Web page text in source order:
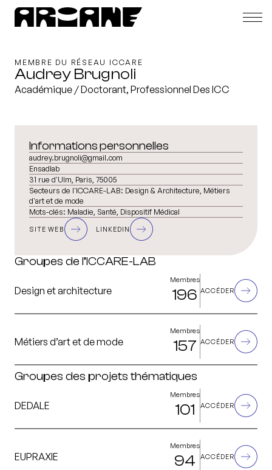
MEMBRE DU RÉSEAU ICCARE
Audrey Brugnoli
Académique / Doctorant, Professionnel Des ICC
Informations personnelles
audrey.brugnoli@gmail.com
Ensadlab
31 rue d'Ulm, Paris, 75005
Secteurs de l'ICCARE-LAB: Design & Architecture, Métiers
d'art et de mode
Mots-clés: Maladie, Santé, Dispositif Médical
SITE WEB LINKEDIN
Groupes de l’ICCARE-LAB
Design et architecture
Membres
196 ACCÉDER
Métiers d’art et de mode
Membres
157 ACCÉDER
Groupes des projets thématiques
DEDALE
Membres
101 ACCÉDER
EUPRAXIE
Membres
94 ACCÉDER